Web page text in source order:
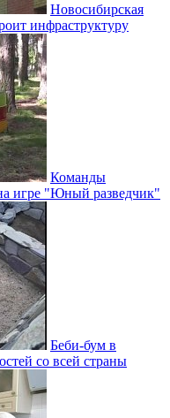
Новосибирская
инфраструктуру
Команды
игре "Юный разведчик"
Беби-бум в
со всей страны